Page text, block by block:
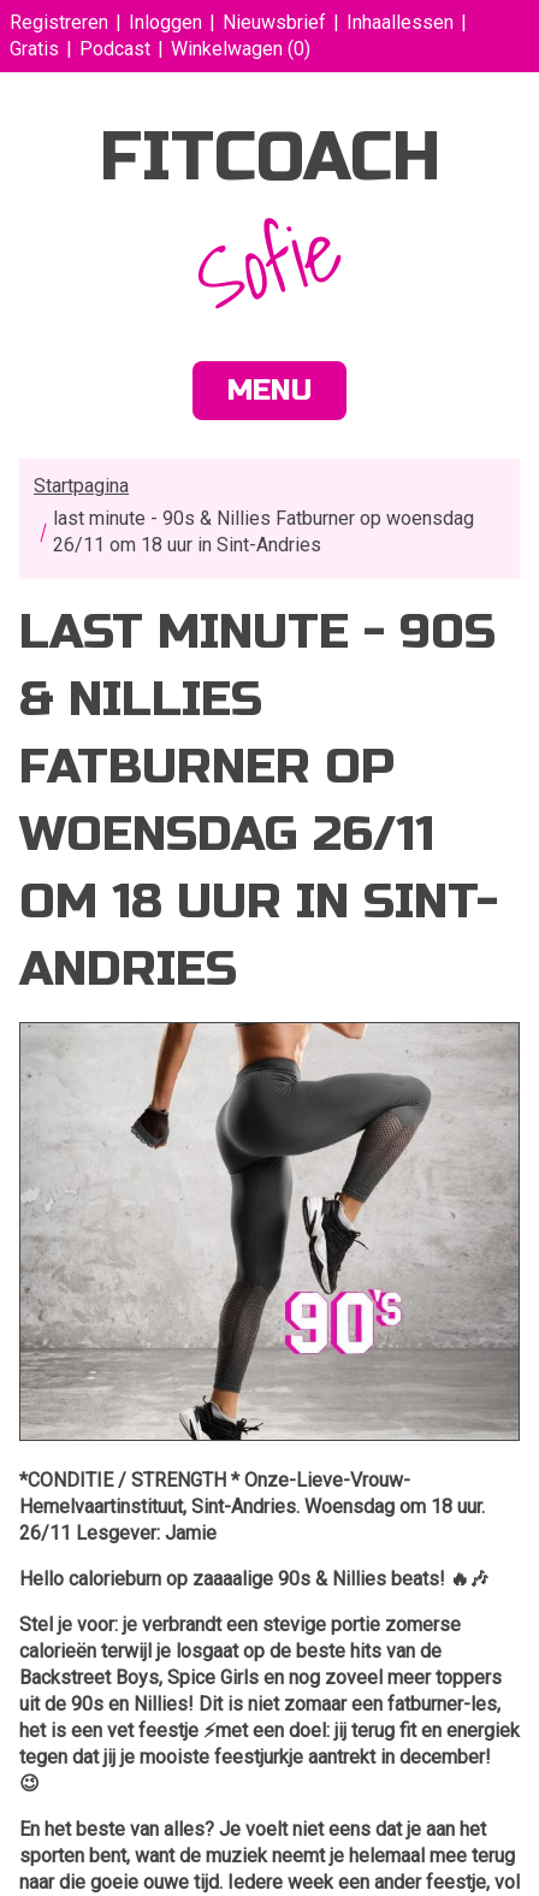
Registreren Inloggen Nieuwsbrief
Inhaallessen
Gratis
Podcast Winkelwagen (0)
FITCOACH
Sofie
MENU
Startpagina
last minute - 90s & Nillies Fatburner op woensdag
26/11 om 18 uur in Sint-Andries
LAST MINUTE - 90S
& NILLIES
FATBURNER OP
WOENSDAG 26/11
OM 18 UUR IN SINT-
ANDRIES
*CONDITIE / STRENGTH * Onze-Lieve-Vrouw-
Hemelvaartinstituut, Sint-Andries. Woensdag om 18 uur.
26/11 Lesgever: Jamie
Hello calorieburn op zaaaalige 90s & Nillies beats! 🔥🎶
Stel je voor: je verbrandt een stevige portie zomerse
calorieën terwijl je losgaat op de beste hits van de
Backstreet Boys, Spice Girls en nog zoveel meer toppers
uit de 90s en Nillies! Dit is niet zomaar een fatburner-les,
het is een vet feestje ⚡️met een doel: jij terug fit en energiek
tegen dat jij je mooiste feestjurkje aantrekt in december!
😉
En het beste van alles? Je voelt niet eens dat je aan het
sporten bent, want de muziek neemt je helemaal mee terug
naar die goeie ouwe tijd. Iedere week een ander feestje, vol